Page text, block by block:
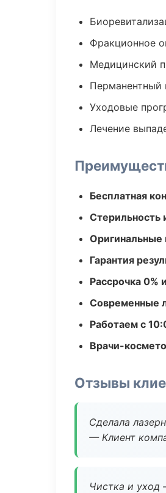
Фракционное
Медицинский
Уходовые
Лечение
Бесплатная
Стерильность
Оригинальные
Гарантия
Рассрочка 0%
Современные
Работаем с
Врачи-
Отзывы
Сделала
— Клиент
Чистка и уход